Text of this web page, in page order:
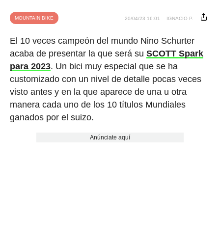
MOUNTAIN BIKE 20/04/23 16:01 IGNACIO P.
El 10 veces campeón del mundo Nino Schurter
acaba de presentar la que será su SCOTT Spark
para 2023. Un bici muy especial que se ha
customizado con un nivel de detalle pocas veces
visto antes y en la que aparece de una u otra
manera cada uno de los 10 títulos Mundiales
ganados por el suizo.
Anúnciate aquí